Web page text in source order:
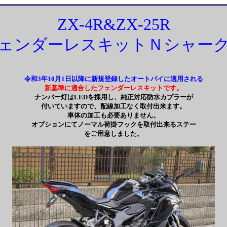
ZX-4R&ZX-25R
ンダーレスキットＮシャー
令和3年10月1日以降に新規登録したオートバイに適用される
新基準に適合したフェンダーレスキットです。
ナンバー灯はLEDを採用し、純正対応防水カプラーが
付いていますので、配線加工なく取付出来ます。
車体の加工も必要ありません。
オプションにてノーマル荷掛フックを取付出来るステー
をご用意しました。